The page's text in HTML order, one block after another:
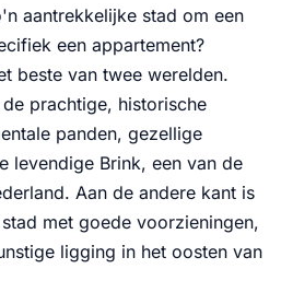
aantrekkelijke stad om een
een appartement?
beste van twee werelden.
prachtige, historische
panden, gezellige
levendige Brink, een van de
Aan de andere kant is
met goede voorzieningen,
ligging in het oosten van